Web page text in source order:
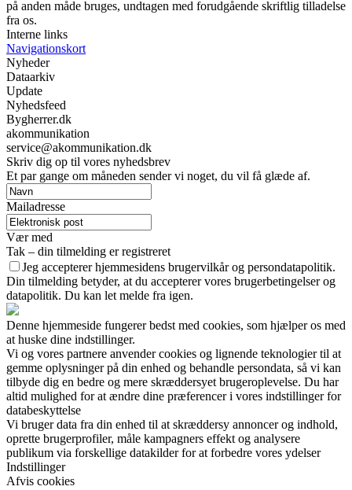
på anden måde bruges, undtagen med forudgående skriftlig tilladelse
fra os.
Interne links
Navigationskort
Nyheder
Dataarkiv
Update
Nyhedsfeed
Bygherrer.dk
akommunikation
service@akommunikation.dk
Skriv dig op til vores nyhedsbrev
Et par gange om måneden sender vi noget, du vil få glæde af.
Mailadresse
Vær med
Tak – din tilmelding er registreret
Jeg accepterer hjemmesidens brugervilkår og persondatapolitik.
Din tilmelding betyder, at du accepterer vores brugerbetingelser og
datapolitik. Du kan let melde fra igen.
Denne hjemmeside fungerer bedst med cookies, som hjælper os med
at huske dine indstillinger.
Vi og vores partnere anvender cookies og lignende teknologier til at
gemme oplysninger på din enhed og behandle persondata, så vi kan
tilbyde dig en bedre og mere skræddersyet brugeroplevelse. Du har
altid mulighed for at ændre dine præferencer i vores indstillinger for
databeskyttelse
Vi bruger data fra din enhed til at skræddersy annoncer og indhold,
oprette brugerprofiler, måle kampagners effekt og analysere
publikum via forskellige datakilder for at forbedre vores ydelser
Indstillinger
Afvis cookies